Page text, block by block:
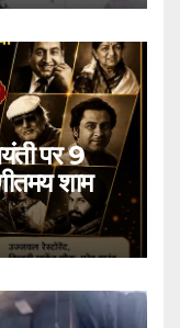
पर 9
शाम